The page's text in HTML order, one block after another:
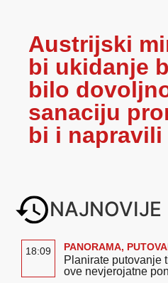
Austrijski
bi ukidanje
bilo
sanaciju
bi i napravili
NAJNOVIJE
18:09 PANORAMA,
Planirate putovanje
ove nevjerojatne